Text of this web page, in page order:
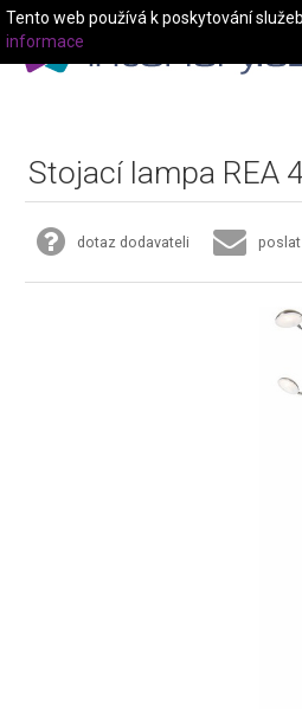
Stojací lampa REA
dotaz dodavateli poslat
Tento web používá k poskytování
informace